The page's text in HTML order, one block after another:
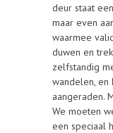
deur staat
maar even
waarmee
duwen en
zelfstandig
wandelen, en
aangeraden.
We moeten
een speciaal